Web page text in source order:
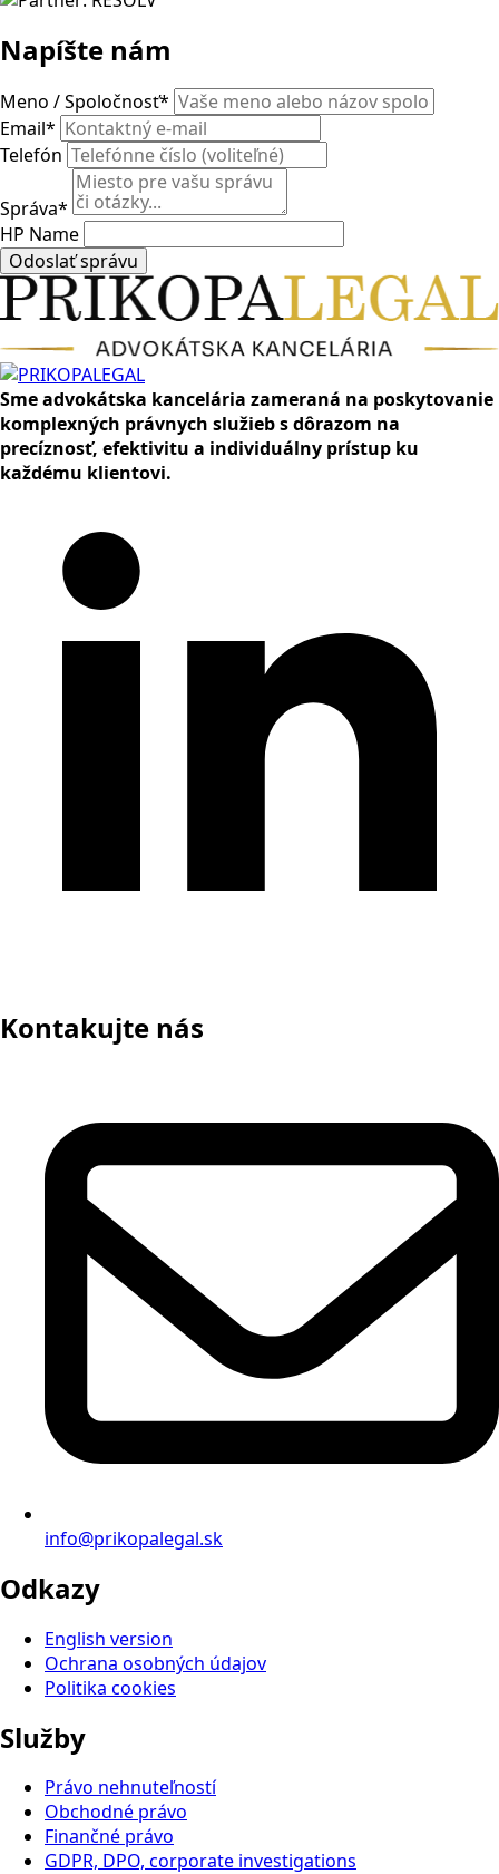
Napíšte nám
Meno / Spoločnosť*
Email*
Telefón
Správa*
HP Name
Odoslať správu
Sme advokátska kancelária zameraná na poskytovanie
komplexných právnych služieb s dôrazom na
precíznosť, efektivitu a individuálny prístup ku
každému klientovi.
Kontakujte nás
info@prikopalegal.sk
Odkazy
English version
Ochrana osobných údajov
Politika cookies
Služby
Právo nehnuteľností
Obchodné právo
Finančné právo
GDPR, DPO, corporate investigations